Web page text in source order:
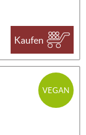
Kaufen
VEGAN